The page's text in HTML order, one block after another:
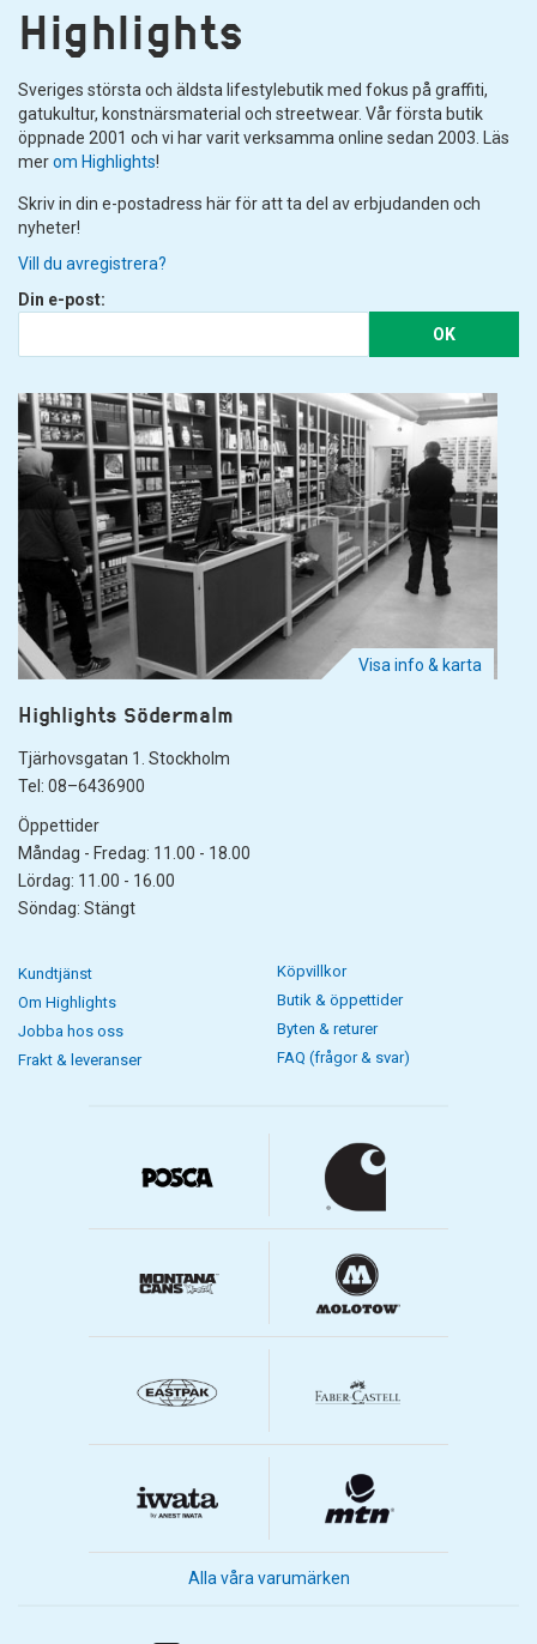
Highlights
Sveriges största och äldsta lifestylebutik med fokus på graffiti,
gatukultur, konstnärsmaterial och streetwear. Vår första butik
öppnade 2001 och vi har varit verksamma online sedan 2003. Läs
merom Highlights!
Skriv in din e-postadress här för att ta del av erbjudanden och
nyheter!
Vill du avregistrera?
Din e-post:
OK
Visa info & karta
Highlights Södermalm
Tjärhovsgatan 1. Stockholm
Tel: 08–6436900
Öppettider
Måndag - Fredag: 11.00 - 18.00
Lördag: 11.00 - 16.00
Söndag: Stängt
Kundtjänst
Om Highlights
Jobba hos oss
Frakt & leveranser
Köpvillkor
Butik & öppettider
Byten & returer
FAQ (frågor & svar)
Alla våra varumärken